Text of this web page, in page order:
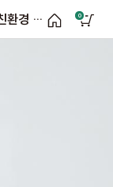
꽃마리 버블핸드솝 리필 450ml 제주산 친환경 허브 핸드워시 라벤더 시트러스 0